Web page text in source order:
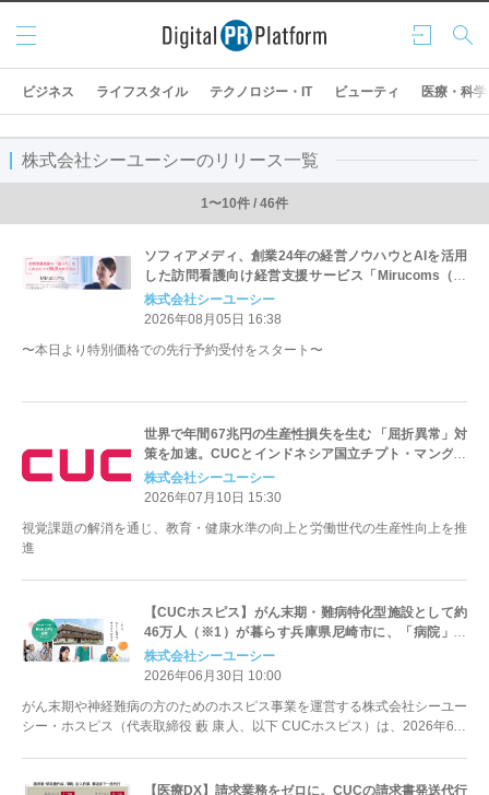
ログ
イン
検索
メニ
ュー
ビジネス ライフスタイル テクノロジー・IT ビューティ 医療・科学
株式会社シーユーシーのリリース一覧
1〜10件 / 46件
ソフィアメディ、創業24年の経営ノウハウとAIを活用
した訪問看護向け経営支援サービス「Mirucoms（ミ
ルコムズ）」を提供開始
株式会社シーユーシー
2026年08月05日 16:38
〜本日より特別価格での先行予約受付をスタート〜
世界で年間67兆円の生産性損失を生む 「屈折異常」対
策を加速。CUCとインドネシア国立チプト・マングン
クスモ病院、眼科領域での官民連携を強化。
株式会社シーユーシー
2026年07月10日 15:30
視覚課題の解消を通じ、教育・健康水準の向上と労働世代の生産性向上を推
進
【CUCホスピス】がん末期・難病特化型施設として約
46万人（※1）が暮らす兵庫県尼崎市に、「病院」で
も「自宅」でもない、最期まで自分らしく生きるため
のホスピス型住宅「ReHOPE 尼崎」を初開設！
株式会社シーユーシー
2026年06月30日 10:00
がん末期や神経難病の方のためのホスピス事業を運営する株式会社シーユー
シー・ホスピス（代表取締役 藪 康人、以下 CUCホスピス）は、2026年6月
【医療DX】請求業務をゼロに。CUCの請求書発送代行